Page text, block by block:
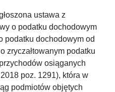
ustawa z
o podatku dochodowym
podatku dochodowym od
zryczałtowanym podatku
osiąganych
poz. 1291), która w
podmiotów objętych